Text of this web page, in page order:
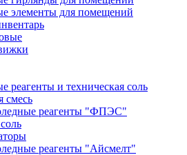
элементы для помещений
реагенты и техническая соль
смесь
реагенты "ФПЭС"
реагенты "Айсмелт"